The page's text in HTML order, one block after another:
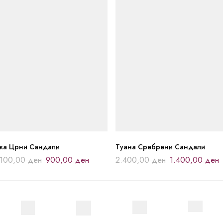
Црни Сандали
ден 900,00 ден
Туана Сребрени Сандали
2.400,00ден 1.400,00 ден